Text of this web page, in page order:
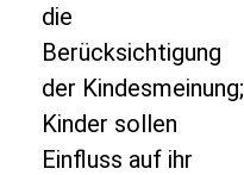
die
Berücksichtigung
der Kindesmeinung;
Kinder sollen
Einfluss auf ihr